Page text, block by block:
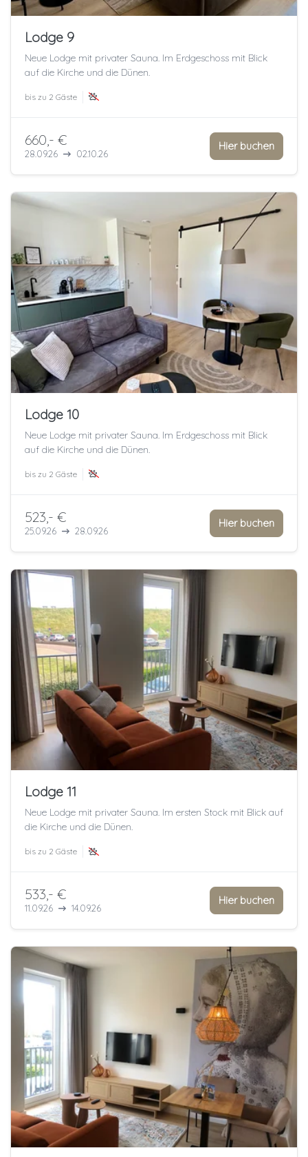
Lodge 9
Neue Lodge mit privater Sauna. Im Erdgeschoss mit Blick
auf die Kirche und die Dünen.
bis zu 2 Gäste
660,- €
28.09.26 02.10.26
Hier buchen
Lodge 10
Neue Lodge mit privater Sauna. Im Erdgeschoss mit Blick
auf die Kirche und die Dünen.
bis zu 2 Gäste
523,- €
25.09.26 28.09.26
Hier buchen
Lodge 11
Neue Lodge mit privater Sauna. Im ersten Stock mit Blick auf
die Kirche und die Dünen.
bis zu 2 Gäste
533,- €
11.09.26 14.09.26
Hier buchen